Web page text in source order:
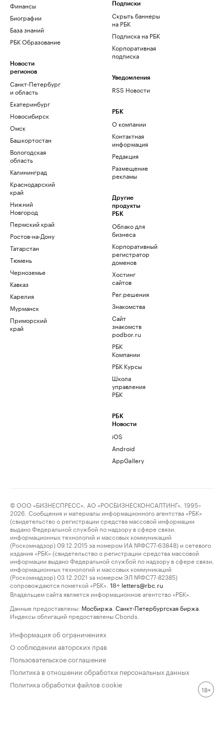
Финансы
Биографии
База знаний
РБК Образование
Новости
регионов
Санкт-Петербург
и область
Екатеринбург
Новосибирск
Омск
Башкортостан
Вологодская
область
Калининград
Краснодарский
край
Нижний
Новгород
Пермский край
Ростов-на-Дону
Татарстан
Тюмень
Черноземье
Кавказ
Карелия
Мурманск
Приморский
край
Подписки
Скрыть баннеры
на РБК
Подписка на РБК
Корпоративная
подписка
Уведомления
RSS Новости
РБК
О компании
Контактная
информация
Редакция
Размещение
рекламы
Другие
продукты
РБК
Облако для
бизнеса
Корпоративный
регистратор
доменов
Хостинг
сайтов
Рег.решения
Знакомства
Сайт
знакомств
podbor.ru
РБК
Компании
РБК Курсы
Школа
управления
РБК
РБК
Новости
iOS
Android
AppGallery
© ООО «БИЗНЕСПРЕСС», АО «РОСБИЗНЕСКОНСАЛТИНГ», 1995–
2026. Сообщения и материалы информационного агентства «РБК»
(свидетельство о регистрации средства массовой информации
выдано Федеральной службой по надзору в сфере связи,
информационных технологий и массовых коммуникаций
(Роскомнадзор) 09.12.2015 за номером ИА №ФС77-63848) и сетевого
издания «РБК» (свидетельство о регистрации средства массовой
информации выдано Федеральной службой по надзору в сфере связи,
информационных технологий и массовых коммуникаций
(Роскомнадзор) 03.12.2021 за номером ЭЛ №ФС77-82385)
сопровождаются пометкой «РБК».
18+ letters@rbc.ru
Владельцем сайта является информационное агентство «РБК».
Данные предоставлены: Мосбиржа Санкт-Петербургская биржа
Индексы облигаций предоставлены Cbonds.
Информация об ограничениях
О соблюдении авторских прав
Пользовательское соглашение
Политика в отношении обработки персональных данных
Политика обработки файлов cookie
18+